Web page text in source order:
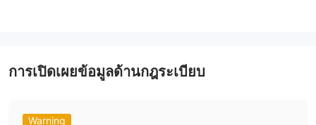
การฝากเงินและการถอนเงิน
การเปิดเผยข้อมูลด้านกฎระเบียบ
Warning